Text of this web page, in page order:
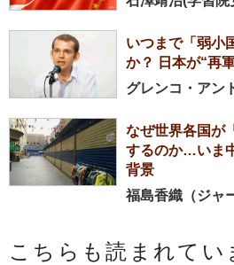
いつまで「弱小
か？ 日本が“再
グレンコ・アン
なぜ世界各国が
するのか…いま
背景
福島香織（ジャ
こちらも読まれてい